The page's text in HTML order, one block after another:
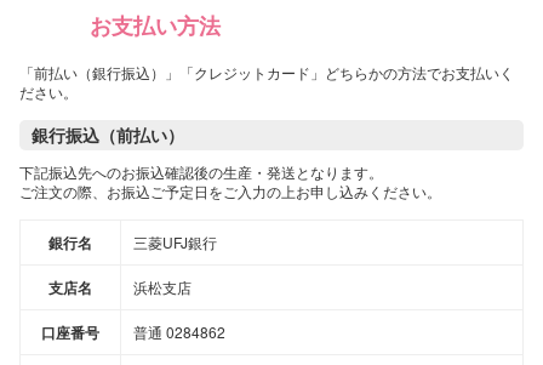
お支払い方法
「前払い（銀行振込）」「クレジットカード」どちらかの方法でお支払いく
ださい。
銀行振込（前払い）
下記振込先へのお振込確認後の生産・発送となります。
ご注文の際、お振込ご予定日をご入力の上お申し込みください。
銀行名 三菱UFJ銀行
支店名 浜松支店
口座番号 普通 0284862